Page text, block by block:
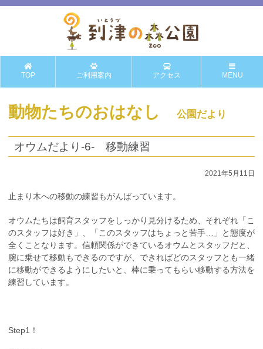
TOP ご利用案内 アクセス MENU
動物たちのおはなし 公園だより
オウムだより-6- 移動練習
2021年5月11日
止まり木への移動の練習もがんばっています。
オウムたちは飼育スタッフをしっかり見分けるため、それぞれ「こ
のスタッフは好き」、「このスタッフはちょっと苦手…」と態度が
全くことなります。信頼関係ができているオウムとスタッフだと、
腕に乗せて移動もできるのですが、できればどのスタッフとも一緒
に移動ができるようにしたいと、棒に乗ってもらい移動する方法を
練習しています。
Step1！